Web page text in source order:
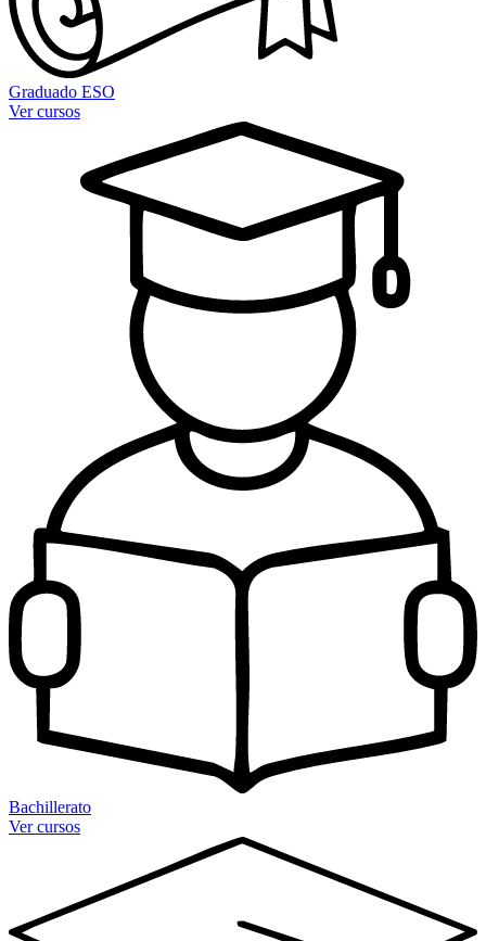
Graduado ESO
Ver cursos
Bachillerato
Ver cursos